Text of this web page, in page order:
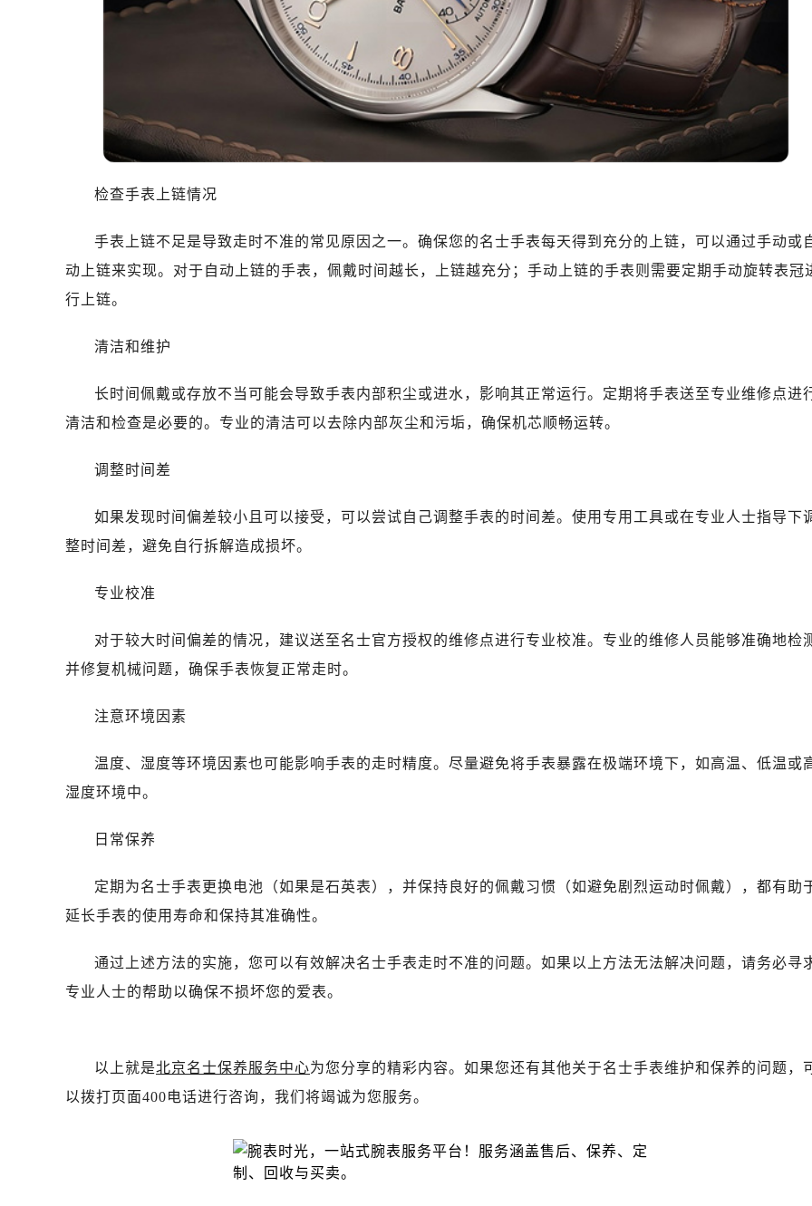
太原市迎泽区解放路15号亨得利名表服务中心（品牌授权店）3层整层（需提前预约）
沈阳市沈河区中街路137号亨得利名表服务中心（品牌授权店）1层整层（需提前预约）
沈阳市沈河区中街路83号亨得利名表服务中心（品牌授权店）1层整层（需提前预约）
乌鲁木齐市天山区红山路26号时代广场（CCMALL）C座17层17-B（需提前预约）
温州市鹿城区锦绣路1067号置信广场10层1015室（需提前预约）
哈尔滨市道里区友谊西路600号富力中心T2座写字楼29层03室（需提前预约）
大连市中山区人民路15号国际金融大厦7层G室（需提前预约）
佛山市禅城区季华五路57号万科金融中心C座12层1205室（需提前预约）
无锡市梁溪区人民中路139号恒隆广场写字楼1座11层1104室（需提前预约）
南通市崇川区工农路57号圆融广场写字楼16层1603室（需提前预约）
南宁市青秀区金湖路59号地王大厦12楼1224室（需提前预约）
泉州市丰泽区宝洲路729号浦西万达中心写字楼A座7楼709室（需提前预约）
青岛市南区山东路6号华润大厦B座22层04室（需提前预约）
长春市朝阳区西安大路727号中银大厦A座(旺进大厦)18层09室（需提前预约）
昆明市盘龙区北京路928号同德昆明广场写字楼10层06室（需提前预约）
石家庄市长安区中山东路39号勒泰中心写字楼B座13层07室（需提前预约）
台州市椒江区东海大道1800号腾达中心东1幢20楼2002室（需提前预约）
内蒙古自治区呼和浩特市玉泉区大学西街70号华润万象城写字楼（鄂尔多斯大厦）23层2326室（需
重庆市解放碑渝中区民权路28号英利国际金融中心写字楼20层01室（需提前预约）
黑龙江省牡丹江市东安区太平路名士售后服务中心（需提前预约）
黑龙江省双鸭山市尖山区新兴大街名士售后服务中心（需提前预约）
吉林省辽源市龙山区人民大街名士售后服务中心（需提前预约）
吉林省四平市铁东区紫气大路与南九经街交汇处名士售后服务中心（需提前预约）
吉林省松原市宁江区五环大街名士售后服务中心（需提前预约）
检查手表上链情况
手表上链不足是导致走时不准的常见原因之一。确保您的名士手表每天得到充分的上链，可以通过手动或
动上链来实现。对于自动上链的手表，佩戴时间越长，上链越充分；手动上链的手表则需要定期手动旋转表冠
行上链。
清洁和维护
长时间佩戴或存放不当可能会导致手表内部积尘或进水，影响其正常运行。定期将手表送至专业维修点进
清洁和检查是必要的。专业的清洁可以去除内部灰尘和污垢，确保机芯顺畅运转。
调整时间差
如果发现时间偏差较小且可以接受，可以尝试自己调整手表的时间差。使用专用工具或在专业人士指导下
整时间差，避免自行拆解造成损坏。
专业校准
对于较大时间偏差的情况，建议送至名士官方授权的维修点进行专业校准。专业的维修人员能够准确地检
并修复机械问题，确保手表恢复正常走时。
注意环境因素
温度、湿度等环境因素也可能影响手表的走时精度。尽量避免将手表暴露在极端环境下，如高温、低温或
湿度环境中。
日常保养
定期为名士手表更换电池（如果是石英表），并保持良好的佩戴习惯（如避免剧烈运动时佩戴），都有助
延长手表的使用寿命和保持其准确性。
通过上述方法的实施，您可以有效解决名士手表走时不准的问题。如果以上方法无法解决问题，请务必寻
专业人士的帮助以确保不损坏您的爱表。
以上就是北京名士保养服务中心为您分享的精彩内容。如果您还有其他关于名士手表维护和保养的问题，
以拨打页面400电话进行咨询，我们将竭诚为您服务。